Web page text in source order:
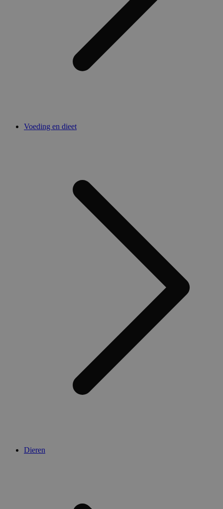
Voeding en dieet
Dieren